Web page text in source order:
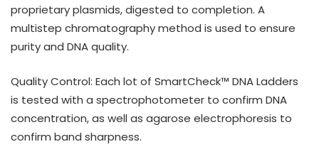
proprietary plasmids, digested to completion. A
multistep chromatography method is used to ensure
purity and DNA quality.
Quality Control: Each lot of SmartCheck™ DNA Ladders
is tested with a spectrophotometer to confirm DNA
concentration, as well as agarose electrophoresis to
confirm band sharpness.